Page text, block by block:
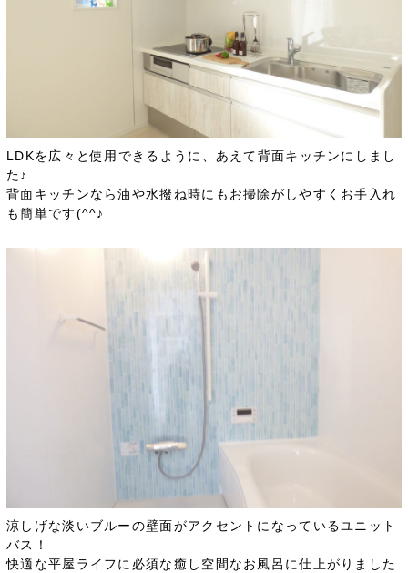
LDKを広々と使用できるように、あえて背面キッチンにしまし
た♪
背面キッチンなら油や水撥ね時にもお掃除がしやすくお手入れ
も簡単です(^^♪
涼しげな淡いブルーの壁面がアクセントになっているユニット
バス！
快適な平屋ライフに必須な癒し空間なお風呂に仕上がりました